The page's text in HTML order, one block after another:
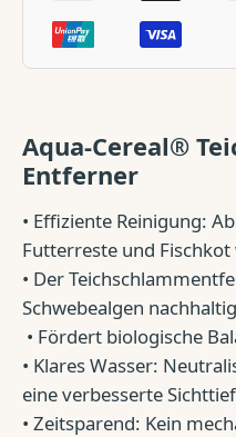
Aqua-Cereal®
Entferner
• Effiziente Reinigung:
Futterreste und
• Der
Schwebealgen nachhaltig
• Fördert biologische
• Klares Wasser:
eine verbesserte
• Zeitsparend: Kein